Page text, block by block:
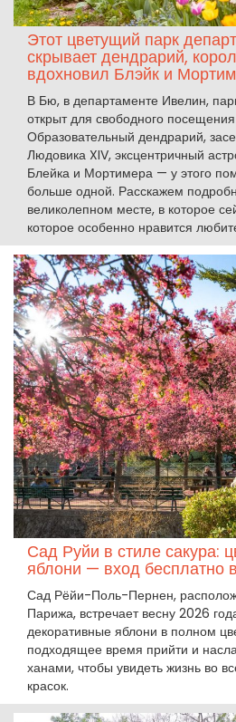
Этот цветущий парк
скрывает дендрарий,
вдохновил Блэйк и
В Бю, в департаменте Ивелин,
открыт для свободного посещения
Образовательный дендрарий,
Людовика XIV, эксцентричный
Блейка и Мортимера — у этого
больше одной. Расскажем
великолепном месте, в которое
которое особенно нравится
Сад Руйи в стиле сакура:
яблони — вход бесплатно
Сад Рёйи-Поль-Пернен,
Парижа, встречает весну 2026
декоративные яблони в полном
подходящее время прийти и
ханами, чтобы увидеть жизнь во
красок.